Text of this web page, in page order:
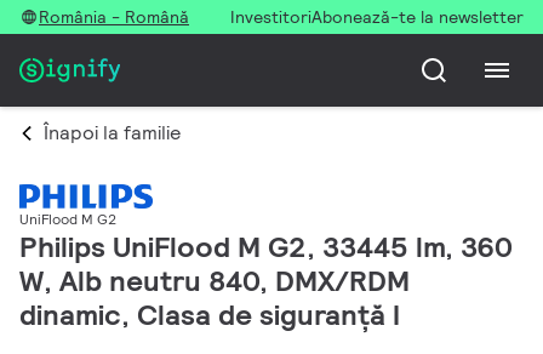
România - Română InvestitoriAbonează-te la newsletter
Înapoi la familie
UniFlood M G2
Philips UniFlood M G2, 33445 lm, 360
W, Alb neutru 840, DMX/RDM
dinamic, Clasa de siguranță I